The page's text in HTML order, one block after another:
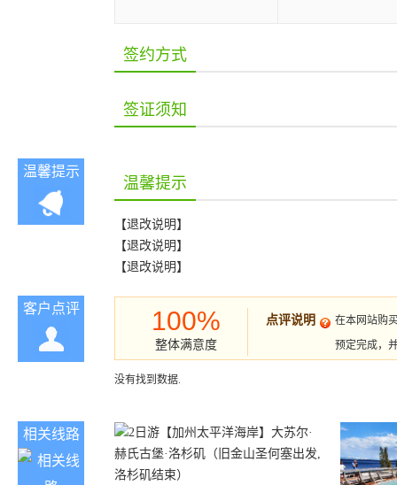
签约方式
签证须知
温馨提示
温馨提示
【退改说明】
【退改说明】
【退改说明】
客户点评 100%
整体满意度
点评说明
在本网站购
预定完成，
没有找到数据.
相关线路